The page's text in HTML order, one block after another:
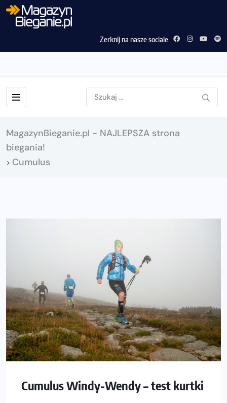
Zerknij na nasze sociale
MagazynBieganie.pl - NAJLEPSZA strona
biegania!
> Cumulus
Cumulus Windy-Wendy – test kurtki